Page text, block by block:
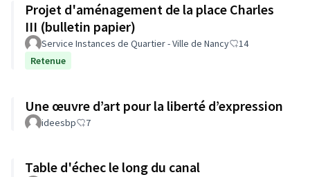
Projet d'aménagement de la place Charles
III (bulletin papier)
Service Instances de Quartier - Ville de Nancy
14
Retenue
Une œuvre d’art pour la liberté d’expression
ideesbp 7
Table d'échec le long du canal